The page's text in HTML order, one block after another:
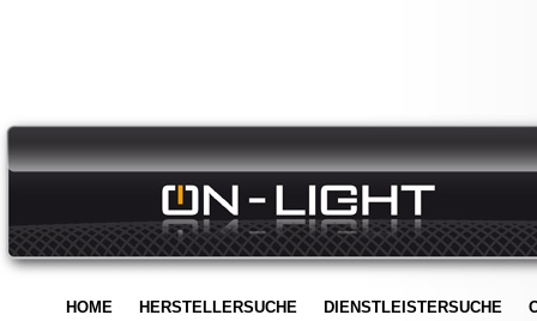
HOME HERSTELLERSUCHE DIENSTLEISTERSUCHE